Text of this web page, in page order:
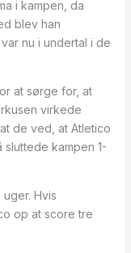
i kampen, da
blev han
nu i undertal i de
at sørge for, at
virkede
de ved, at Atletico
kampen 1-
Hvis
op at score tre